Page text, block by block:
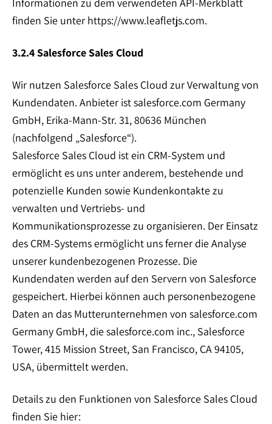
finden Sie unter https://www.leafletjs.com.
3.2.4 Salesforce Sales Cloud
Wir nutzen Salesforce Sales Cloud zur Verwaltung von
Kundendaten. Anbieter ist salesforce.com Germany
GmbH, Erika-Mann-Str. 31, 80636 München
(nachfolgend „Salesforce“).
Salesforce Sales Cloud ist ein CRM-System und
ermöglicht es uns unter anderem, bestehende und
potenzielle Kunden sowie Kundenkontakte zu
verwalten und Vertriebs- und
Kommunikationsprozesse zu organisieren. Der Einsatz
des CRM-Systems ermöglicht uns ferner die Analyse
unserer kundenbezogenen Prozesse. Die
Kundendaten werden auf den Servern von Salesforce
gespeichert. Hierbei können auch personenbezogene
Daten an das Mutterunternehmen von salesforce.com
Germany GmbH, die salesforce.com inc., Salesforce
Tower, 415 Mission Street, San Francisco, CA 94105,
USA, übermittelt werden.
Details zu den Funktionen von Salesforce Sales Cloud
finden Sie hier: